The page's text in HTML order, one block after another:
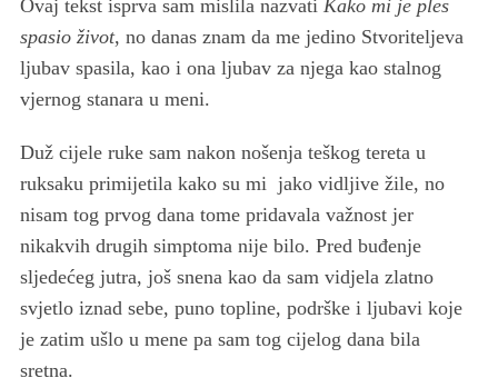
Ovaj tekst isprva sam mislila nazvati Kako mi je ples
spasio život, no danas znam da me jedino Stvoriteljeva
ljubav spasila, kao i ona ljubav za njega kao stalnog
vjernog stanara u meni.
Duž cijele ruke sam nakon nošenja teškog tereta u
ruksaku primijetila kako su mi jako vidljive žile, no
nisam tog prvog dana tome pridavala važnost jer
nikakvih drugih simptoma nije bilo. Pred buđenje
sljedećeg jutra, još snena kao da sam vidjela zlatno
svjetlo iznad sebe, puno topline, podrške i ljubavi koje
je zatim ušlo u mene pa sam tog cijelog dana bila
sretna.